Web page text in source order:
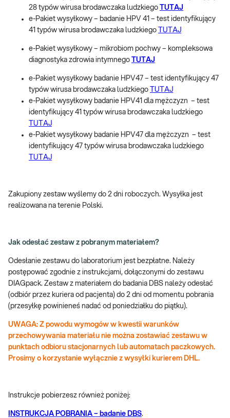
28 typów wirusa brodawczaka ludzkiego
TUTAJ
e-Pakiet wysyłkowy – badanie HPV 41 – test identyfikujący
41 typów wirusa brodawczaka ludzkiego
TUTAJ
e-Pakiet wysyłkowy – mikrobiom pochwy – kompleksowa
diagnostyka zdrowia intymnego
TUTAJ
e-Pakiet wysyłkowy badanie HPV47 – test identyfikujący 47
typów wirusa brodawczaka ludzkiego
TUTAJ
e-Pakiet wysyłkowy badanie HPV41 dla mężczyzn – test
identyfikujący 41 typów wirusa brodawczaka ludzkiego
TUTAJ
e-Pakiet wysyłkowy badanie HPV47 dla mężczyzn – test
identyfikujący 47 typów wirusa brodawczaka ludzkiego
TUTAJ
Zakupiony zestaw wyślemy do 2 dni roboczych. Wysyłka jest
realizowana na terenie Polski.
Jak odesłać zestaw z pobranym materiałem?
Odesłanie zestawu do laboratorium jest bezpłatne. Należy
postępować zgodnie z instrukcjami, dołączonymi do zestawu
DIAGpack. Zestaw z materiałem do badania DBS należy odesłać
(odbiór przez kuriera od pacjenta) do 2 dni od momentu pobrania
(przesyłkę powinieneś nadać od poniedziałku do piątku).
UWAGA: Z powodu wymogów w kwestii warunków
przechowywania materiału nie można zostawiać zestawu w
punktach odbioru stacjonarnych lub automatach paczkowych.
Prosimy o korzystanie wyłącznie z wysyłki kurierem DHL.
Instrukcje pobierzesz również poniżej:
INSTRUKCJA POBRANIA – badanie DBS.